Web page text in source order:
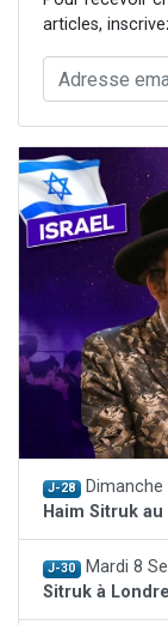
articles,
J-28 Dimanche
Haim Sitruk
J-30 Mardi 8
Sitruk à